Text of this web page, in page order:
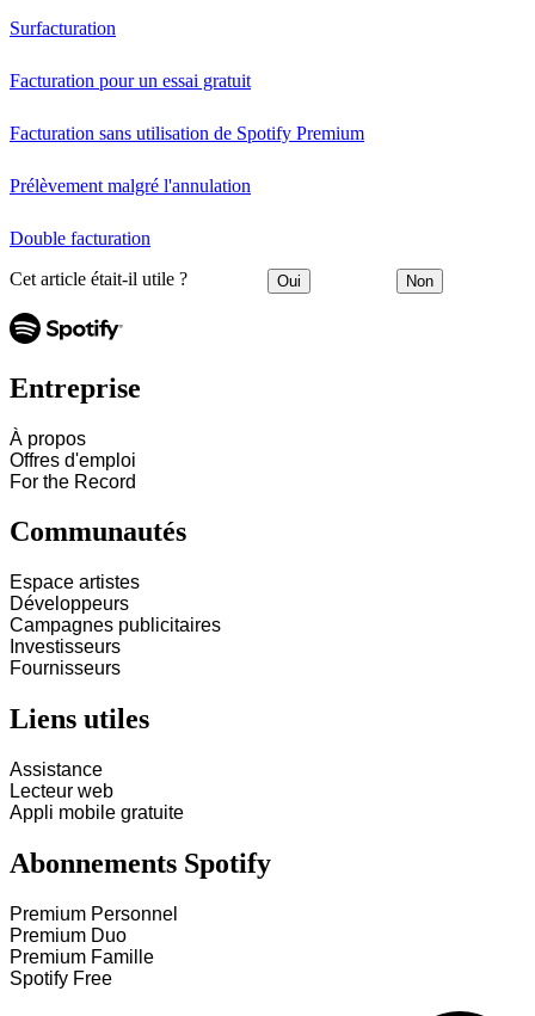
Surfacturation
Facturation pour un essai gratuit
Facturation sans utilisation de Spotify Premium
Prélèvement malgré l'annulation
Double facturation
Cet article était-il utile ? Oui Non
Entreprise
À propos
Offres d'emploi
For the Record
Communautés
Espace artistes
Développeurs
Campagnes publicitaires
Investisseurs
Fournisseurs
Liens utiles
Assistance
Lecteur web
Appli mobile gratuite
Abonnements Spotify
Premium Personnel
Premium Duo
Premium Famille
Spotify Free